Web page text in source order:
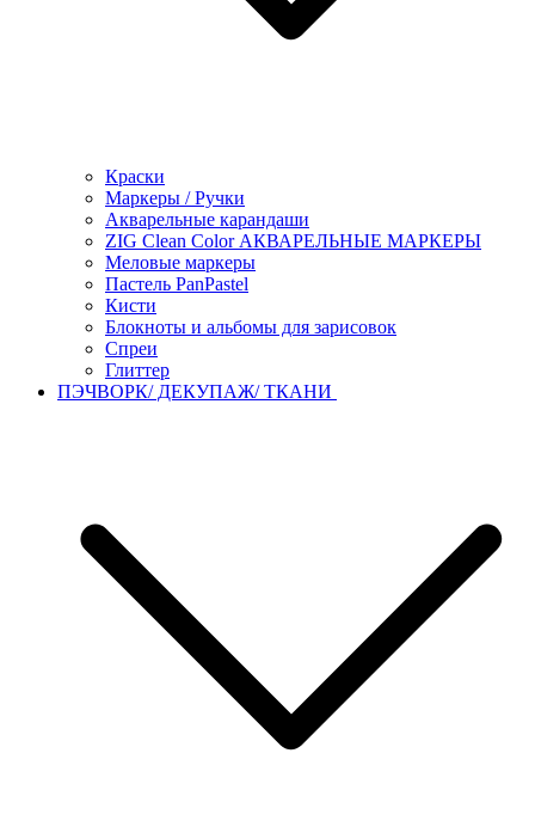
Краски
Маркеры / Ручки
Акварельные карандаши
ZIG Clean Color АКВАРЕЛЬНЫЕ МАРКЕРЫ
Меловые маркеры
Пастель PanPastel
Кисти
Блокноты и альбомы для зарисовок
Спреи
Глиттер
ПЭЧВОРК/ ДЕКУПАЖ/ ТКАНИ